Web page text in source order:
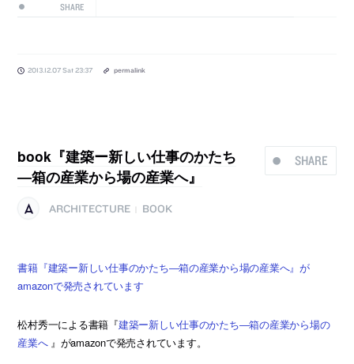
SHARE
2013.12.07 Sat 23:37 permalink
SHARE
book『建築ー新しい仕事のかたち
―箱の産業から場の産業へ』
ARCHITECTURE BOOK
書籍『建築ー新しい仕事のかたち―箱の産業から場の産業へ』が
amazonで発売されています
松村秀一による書籍『建築ー新しい仕事のかたち―箱の産業から場の
産業へ 』がamazonで発売されています。